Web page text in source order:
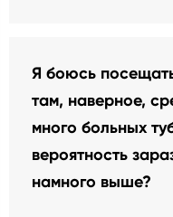
Я боюсь
там, наверное,
много больных
вероятность
намного выше?